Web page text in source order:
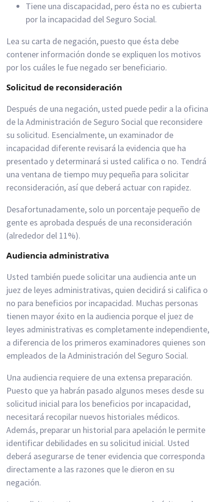
Tiene una discapacidad, pero ésta no es cubierta
por la incapacidad del Seguro Social.
Lea su carta de negación, puesto que ésta debe
contener información donde se expliquen los motivos
por los cuáles le fue negado ser beneficiario.
Solicitud de reconsideración
Después de una negación, usted puede pedir a la oficina
de la Administración de Seguro Social que reconsidere
su solicitud. Esencialmente, un examinador de
incapacidad diferente revisará la evidencia que ha
presentado y determinará si usted califica o no. Tendrá
una ventana de tiempo muy pequeña para solicitar
reconsideración, así que deberá actuar con rapidez.
Desafortunadamente, solo un porcentaje pequeño de
gente es aprobada después de una reconsideración
(alrededor del 11%).
Audiencia administrativa
Usted también puede solicitar una audiencia ante un
juez de leyes administrativas, quien decidirá si califica o
no para beneficios por incapacidad. Muchas personas
tienen mayor éxito en la audiencia porque el juez de
leyes administrativas es completamente independiente,
a diferencia de los primeros examinadores quienes son
empleados de la Administración del Seguro Social.
Una audiencia requiere de una extensa preparación.
Puesto que ya habrán pasado algunos meses desde su
solicitud inicial para los beneficios por incapacidad,
necesitará recopilar nuevos historiales médicos.
Además, preparar un historial para apelación le permite
identificar debilidades en su solicitud inicial. Usted
deberá asegurarse de tener evidencia que corresponda
directamente a las razones que le dieron en su
negación.